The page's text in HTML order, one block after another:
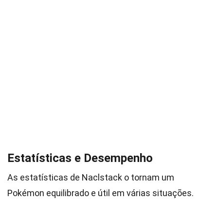
Estatísticas e Desempenho
As estatísticas de Naclstack o tornam um
Pokémon equilibrado e útil em várias situações.